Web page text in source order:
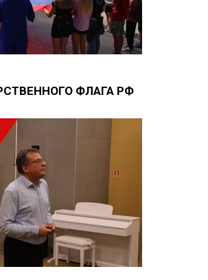
ФЛАГА РФ
я даю согласие на обработку
данных.
ЗАЯВКУ